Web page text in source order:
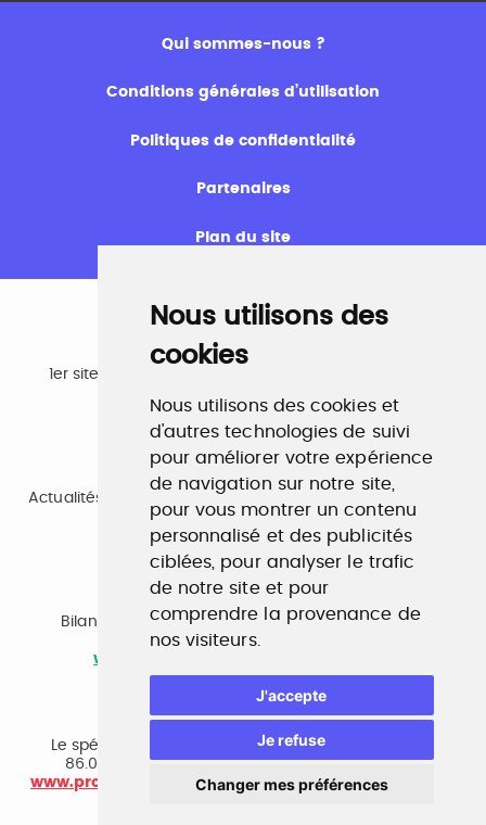
Nous utilisons des
cookies
Nous utilisons des cookies et
d'autres technologies de suivi
pour améliorer votre expérience
de navigation sur notre site,
pour vous montrer un contenu
personnalisé et des publicités
ciblées, pour analyser le trafic
de notre site et pour
comprendre la provenance de
nos visiteurs.
J'accepte
Je refuse
Changer mes préférences
Qui sommes-nous ?
Conditions générales d’utilisation
Politiques de confidentialité
Partenaires
Plan du site
Emploi
1er site emploi du secteur culturel 784.000 visites et
www.profilculture.com
Formation
Actualités, guide et annuaire des formations aux métiers
de la culture.
www.profilculture-formation.com
Accompagnement professionnel
Bilan de compétences, coaching, techniques de
recherche d'emploi, entretien conseil.
www.profilculture-competences.com
Le spécialiste du secteur culturel, une cvthèque de
86.000 CV et réseau unique de professionnels.
www.profilculture-conseil.com/cabinet-recrutement